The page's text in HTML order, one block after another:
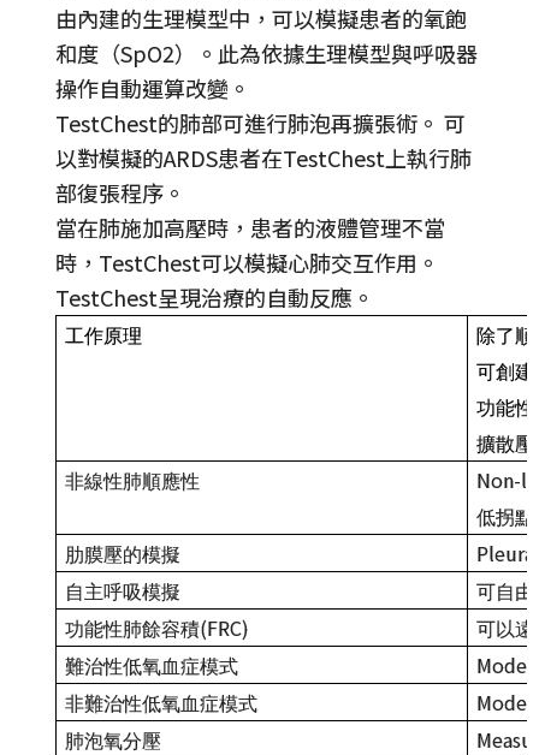
由內建的生理模型中，可以模擬患者的氧飽
和度（SpO2）。此為依據生理模型與呼吸器
操作自動運算改變。
TestChest的肺部可進行肺泡再擴張術。 可
以對模擬的ARDS患者在TestChest上執行肺
部復張程序。
當在肺施加高壓時，患者的液體管理不當
時，TestChest可以模擬心肺交互作用。
TestChest呈現治療的自動反應。
工作原理
除了
可創建
功能性
擴散壓
非線性肺順應性
Non-
低拐點
肋膜壓的模擬
自主呼吸模擬
可自由
功能性肺餘容積(FRC)
可以遠
難治性低氧血症模式
非難治性低氧血症模式
肺泡氧分壓